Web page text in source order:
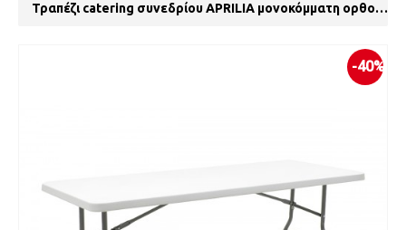
Τραπέζι catering συνεδρίου APRILIA μονοκόμματη ορθογώνια επιφάνεια χρώματος γκρι c20036
-40%